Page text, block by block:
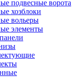
подвесные ворота
хозблоки
вольеры
элементы